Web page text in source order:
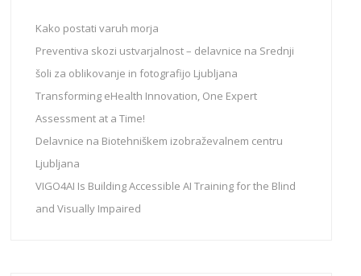
Kako postati varuh morja
Preventiva skozi ustvarjalnost – delavnice na Srednji
šoli za oblikovanje in fotografijo Ljubljana
Transforming eHealth Innovation, One Expert
Assessment at a Time!
Delavnice na Biotehniškem izobraževalnem centru
Ljubljana
VIGO4AI Is Building Accessible AI Training for the Blind
and Visually Impaired